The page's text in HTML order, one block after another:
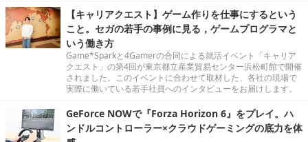
【キャリアクエスト】ゲーム作りを仕事にするという
こと。セガの若手の事例に見る，ゲームプログラマと
いう働き方
Game*Sparkと4Gamerの合同による就活イベント「キャリア
クエスト」の第4回が東京都立産業貿易センター浜松町館で開催
されました。このイベントに合わせて取材した、各社の現場で
実際に働いている若手社員へのインタビューをお届けします。
GeForce NOWで『Forza Horizon 6』をプレイ。ハ
ンドルコントローラー×クラウドゲーミングの底力を体